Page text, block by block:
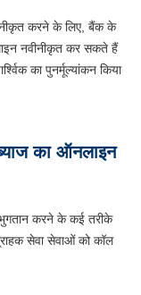
करने के लिए, बैंक के
नवीनीकृत कर सकते हैं
का पुनर्मूल्यांकन किया
का ऑनलाइन
करने के कई तरीके
सेवा सेवाओं को कॉल